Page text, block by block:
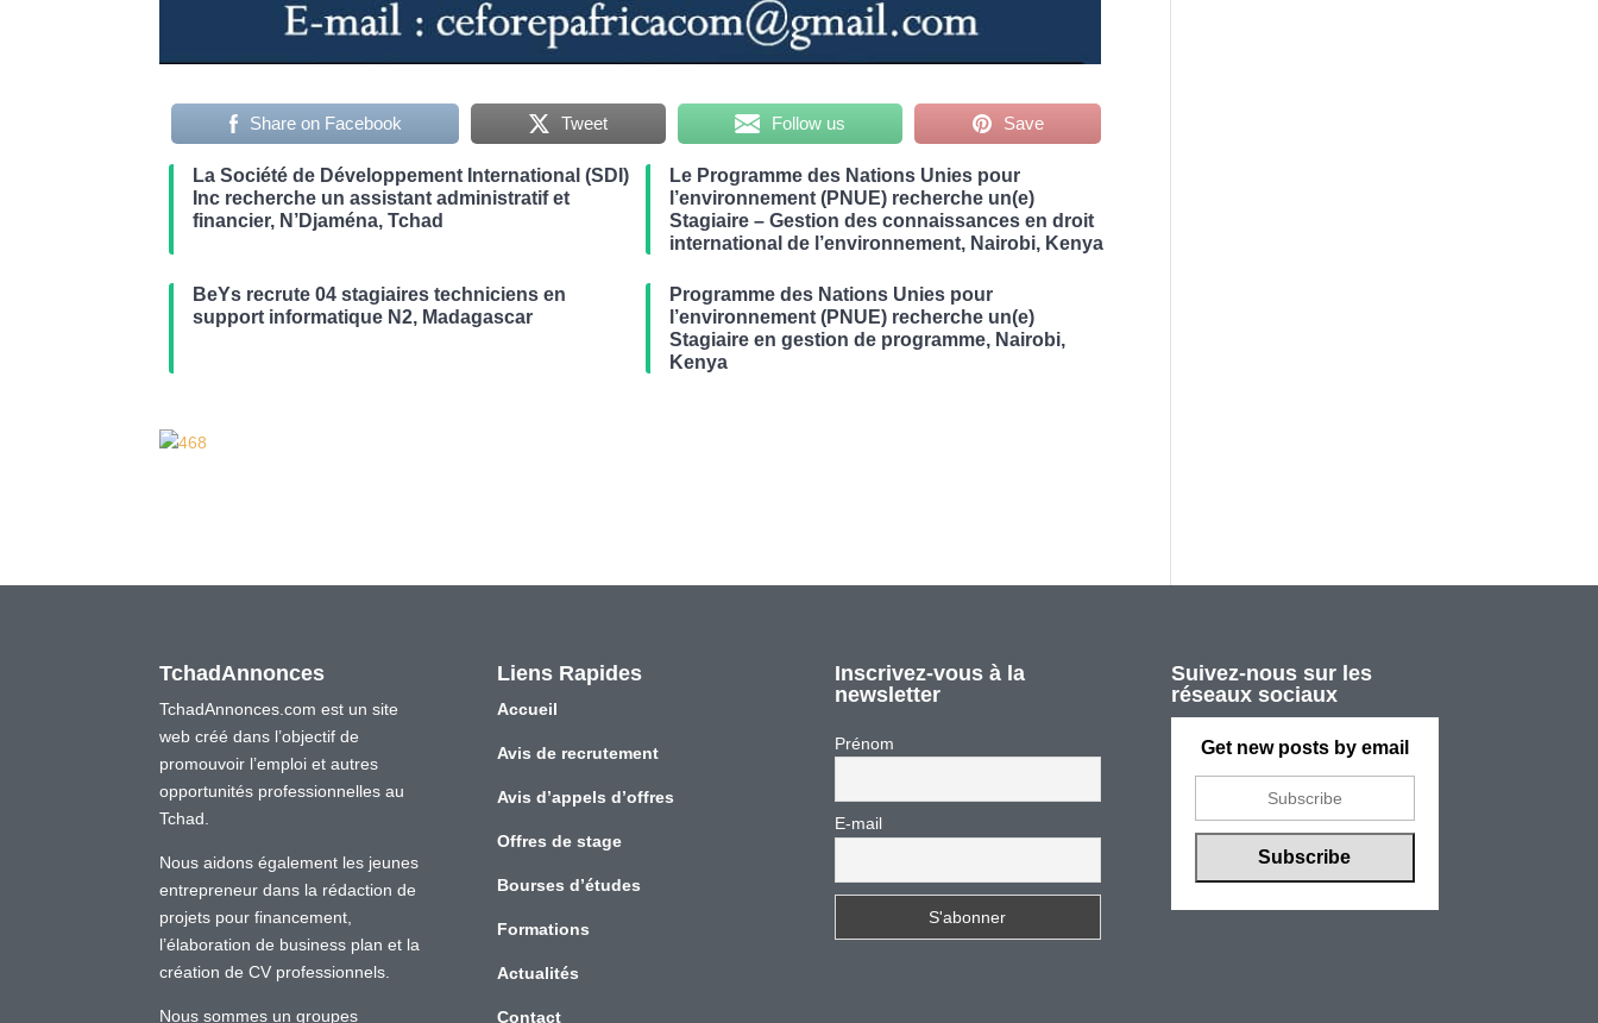
Share on Facebook Tweet Follow us Save
La Société de Développement International (SDI)
Inc recherche un assistant administratif et
financier, N’Djaména, Tchad
Le Programme des Nations Unies pour
l’environnement (PNUE) recherche un(e)
Stagiaire – Gestion des connaissances en droit
international de l’environnement, Nairobi, Kenya
BeYs recrute 04 stagiaires techniciens en
support informatique N2, Madagascar
Programme des Nations Unies pour
l’environnement (PNUE) recherche un(e)
Stagiaire en gestion de programme, Nairobi,
Kenya
TchadAnnonces
TchadAnnonces.com est un site
web créé dans l’objectif de
promouvoir l’emploi et autres
opportunités professionnelles au
Tchad.
Nous aidons également les jeunes
entrepreneur dans la rédaction de
projets pour financement,
l’élaboration de business plan et la
création de CV professionnels.
Nous sommes un groupes
Liens Rapides
Accueil
Avis de recrutement
Avis d’appels d’offres
Offres de stage
Bourses d’études
Formations
Actualités
Contact
Inscrivez-vous à la
newsletter
Prénom
E-mail
Suivez-nous sur les
réseaux sociaux
Get new posts by email